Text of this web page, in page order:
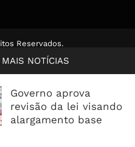
MAIS NOTÍCIAS
Governo aprova
revisão da lei visando
alargamento base
Reservados.